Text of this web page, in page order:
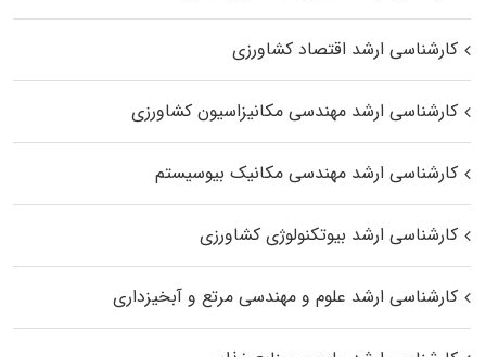
کارشناسی ارشد اقتصاد کشاورزی
کارشناسی ارشد مهندسی مکانیزاسیون کشاورزی
کارشناسی ارشد مهندسی مکانیک بیوسیستم
کارشناسی ارشد بیوتکنولوژی کشاورزی
کارشناسی ارشد علوم و مهندسی مرتع و آبخیزداری